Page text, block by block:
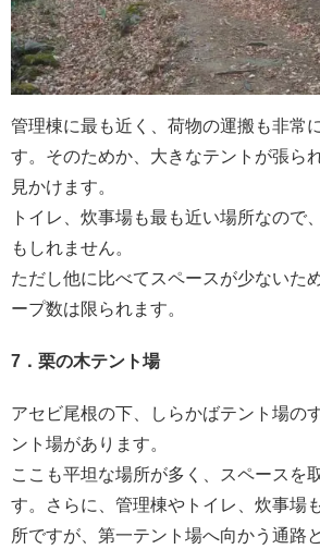
管理棟に最も近く、荷物の運搬も非常
す。そのためか、大きなテントが張ら
見かけます。
トイレ、炊事場も最も近い場所なので
もしれません。
ただし他に比べてスペースが少ないた
ープ数は限られます。
7．栗の木テント場
アセビ尾根の下、しらかばテント場の
ント場があります。
ここも平坦な場所が多く、スペースを
す。さらに、管理棟やトイレ、炊事場
所ですが、第一テント場へ向かう通路